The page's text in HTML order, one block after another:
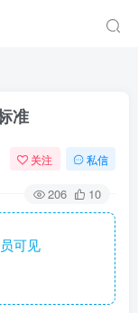
准
关注 私信
206 10
可见